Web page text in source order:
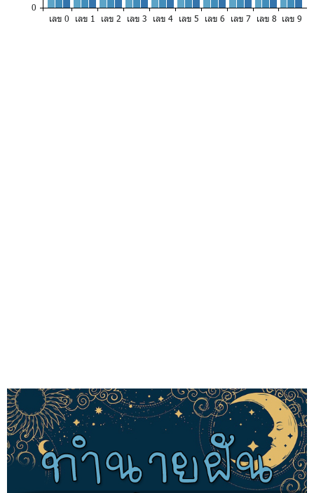
0
เลข 0 เลข 1 เลข 2 เลข 3 เลข 4 เลข 5 เลข 6 เลข 7 เลข 8 เลข 9